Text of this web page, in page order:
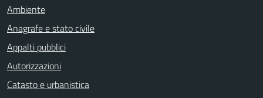
Ambiente
Anagrafe e stato civile
Appalti pubblici
Autorizzazioni
Catasto e urbanistica